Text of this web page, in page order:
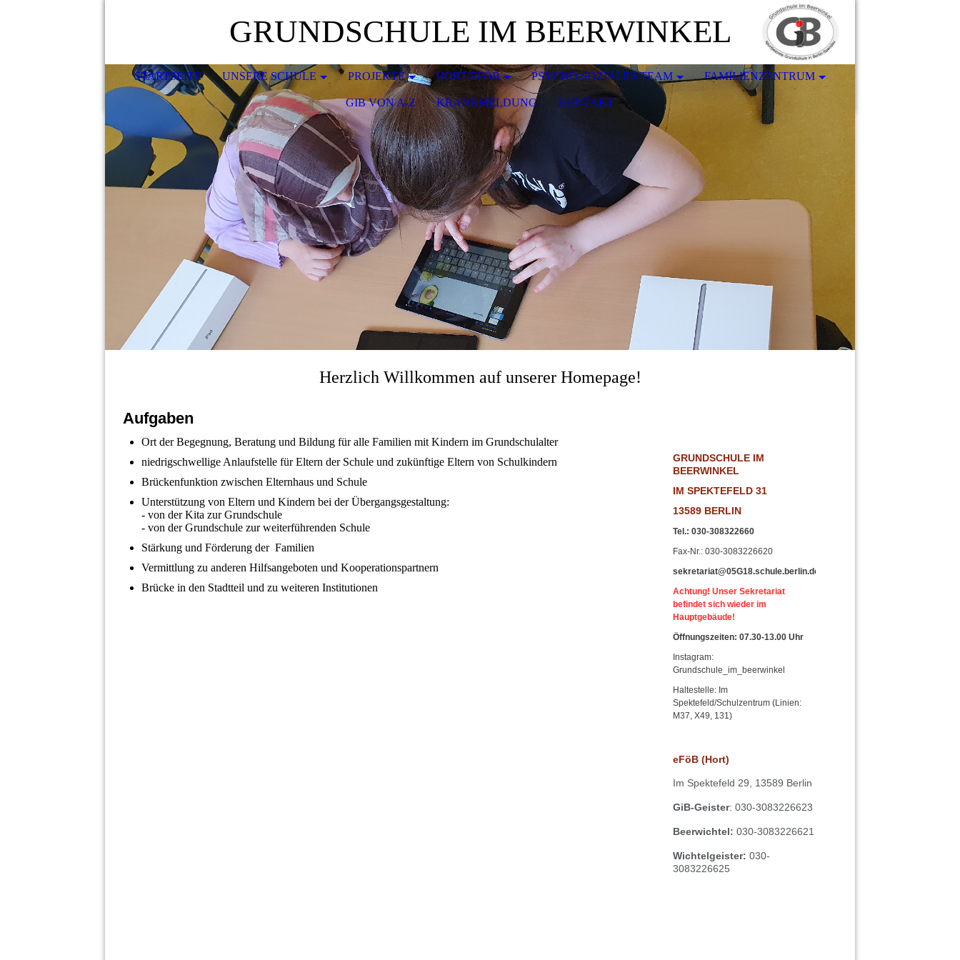
GRUNDSCHULE IM BEERWINKEL
STARTSEITE UNSERE SCHULE PROJEKTE HORT/EFÖB PSYCHO-SOZIALES-TEAM FAMILIENZENTRUM
GIB VON A-Z KRANKMELDUNG KONTAKT
Herzlich Willkommen auf unserer Homepage!
Aufgaben
Ort der Begegnung, Beratung und Bildung für alle Familien mit Kindern im Grundschulalter
niedrigschwellige Anlaufstelle für Eltern der Schule und zukünftige Eltern von Schulkindern
Brückenfunktion zwischen Elternhaus und Schule
Unterstützung von Eltern und Kindern bei der Übergangsgestaltung:
- von der Kita zur Grundschule
- von der Grundschule zur weiterführenden Schule
Stärkung und Förderung der Familien
Vermittlung zu anderen Hilfsangeboten und Kooperationspartnern
Brücke in den Stadtteil und zu weiteren Institutionen
GRUNDSCHULE IM
BEERWINKEL
IM SPEKTEFELD 31
13589 BERLIN
Tel.: 030-308322660
Fax-Nr.: 030-3083226620
sekretariat@05G18.schule.berlin.de
Achtung! Unser Sekretariat
befindet sich wieder im
Hauptgebäude!
Öffnungszeiten: 07.30-13.00 Uhr
Instagram:
Grundschule_im_beerwinkel
Haltestelle: Im
Spektefeld/Schulzentrum (Linien:
M37, X49, 131)
eFöB (Hort)
Im Spektefeld 29, 13589 Berlin
GiB-Geister: 030-3083226623
Beerwichtel: 030-3083226621
Wichtelgeister: 030-
3083226625